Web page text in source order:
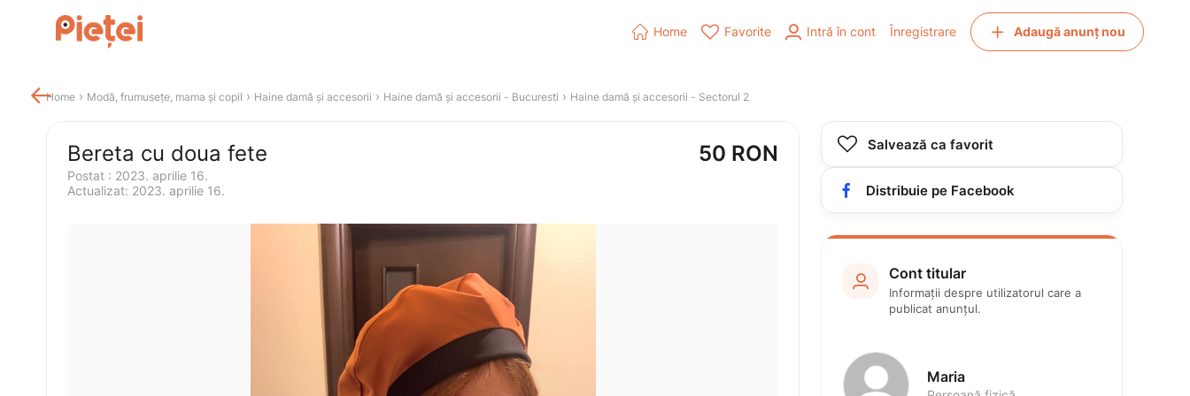
Home › Modă, frumusețe, mama și copil › Haine damă și accesorii › Haine damă și accesorii - Bucuresti › Haine damă și accesorii - Sectorul 2
Bereta cu doua fete 50 RON
Postat : 2023. aprilie 16.
Actualizat: 2023. aprilie 16.
 Salvează ca favorit
 Distribuie pe Facebook
 Cont titular
Informații despre utilizatorul care a
publicat anunțul.
Maria
 Home  Favorite  Intră în cont Înregistrare  Adaugă anunț nou